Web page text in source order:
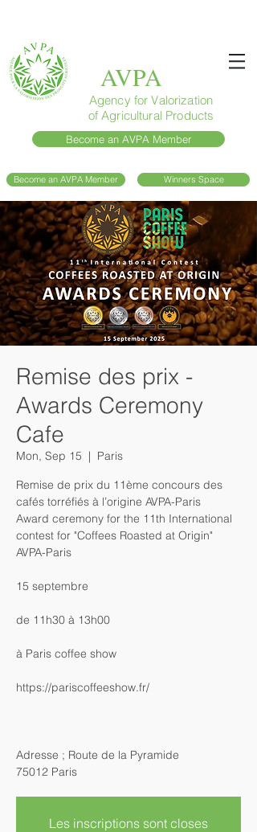
AVPA
Agency for Valorization
of Agricultural Products
Become an AVPA Member
Become an AVPA Member Winners Space
Remise des prix -
Awards Ceremony
Cafe
Mon, Sep 15
  |
Paris
Remise de prix du 11ème concours des
cafés torréfiés à l’origine AVPA-Paris
Award ceremony for the 11th International
contest for "Coffees Roasted at Origin"
AVPA-Paris
15 septembre
de 11h30 à 13h00
à Paris coffee show
https://pariscoffeeshow.fr/
Adresse ; Route de la Pyramide
75012 Paris
Les inscriptions sont closes